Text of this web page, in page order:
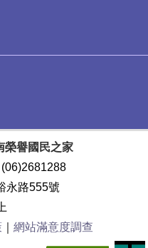
榮譽國民之家
永路555號
｜ 網站滿意度調查